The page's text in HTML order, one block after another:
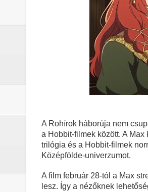
Michael
A lila
A lila
A Lila
A The
A
sorozat
Boromir
A Rohírok háborúja nem
a Hobbit-filmek között. A
trilógia és a Hobbit-filmek
Középfölde-univerzumot.
A film február 28-tól a Max
lesz. Így a nézőknek